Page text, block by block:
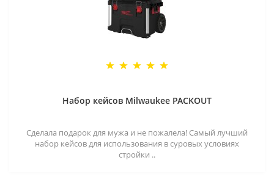
Набор кейсов Milwaukee PACKOUT
Сделала подарок для мужа и не пожалела! Самый лучший
набор кейсов для использования в суровых условиях
стройки ..